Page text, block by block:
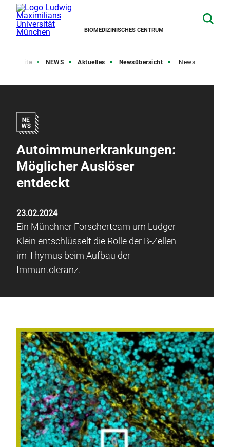
BIOMEDIZINISCHES CENTRUM
Startseite NEWS Aktuelles Newsübersicht News
Autoimmunerkrankungen:
Möglicher Auslöser
entdeckt
23.02.2024
Ein Münchner Forscherteam um Ludger
Klein entschlüsselt die Rolle der B-Zellen
im Thymus beim Aufbau der
Immuntoleranz.